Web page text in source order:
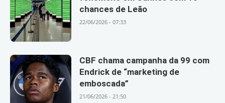
chances de Leão
22/06/2026 - 07:33
CBF chama campanha da 99 com
Endrick de “marketing de
emboscada”
21/06/2026 - 21:50